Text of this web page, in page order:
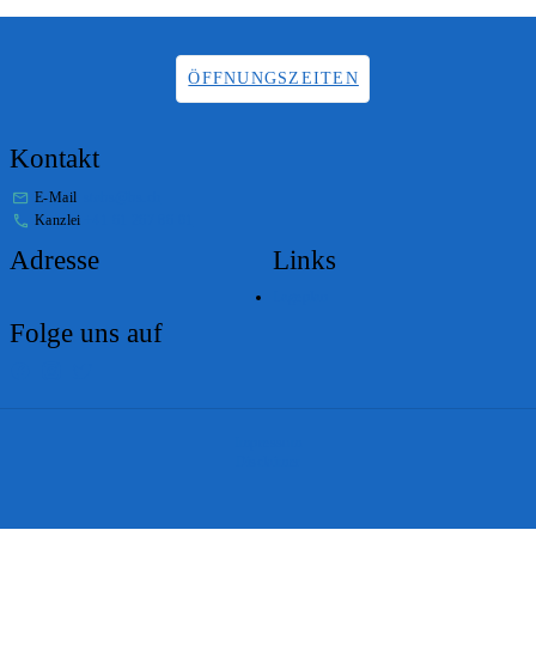
ÖFFNUNGSZEITEN
Kontakt
E-Mail
Kanzlei
Adresse Links
Folge uns auf